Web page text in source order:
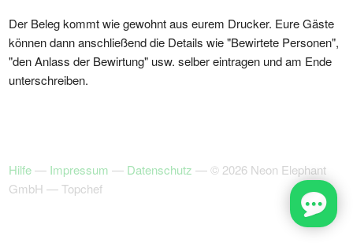
Der Beleg kommt wie gewohnt aus eurem Drucker. Eure Gäste
können dann anschließend die Details wie "Bewirtete Personen",
"den Anlass der Bewirtung" usw. selber eintragen und am Ende
unterschreiben.
Hilfe— Impressum — Datenschutz — © 2026 Neon Elephant
GmbH — Topchef